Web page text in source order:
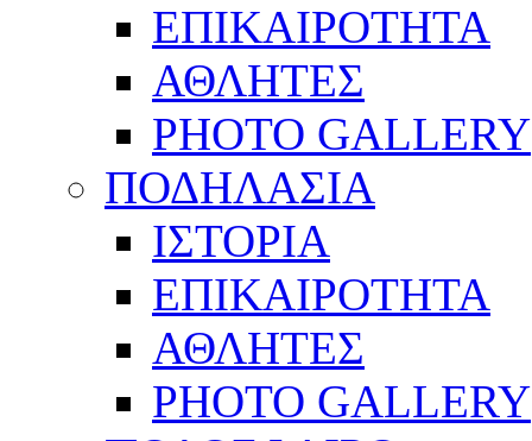
ΕΠΙΚΑΙΡΟΤΗΤΑ
ΑΘΛΗΤΕΣ
PHOTO GALLERY
ΠΟΔΗΛΑΣΙΑ
ΙΣΤΟΡΙΑ
ΕΠΙΚΑΙΡΟΤΗΤΑ
ΑΘΛΗΤΕΣ
PHOTO GALLERY